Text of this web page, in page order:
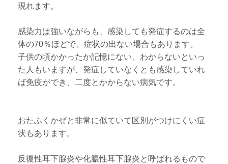
現れます。
感染力は強いながらも、感染しても発症するのは全
体の70％ほどで、症状の出ない場合もあります。
子供の頃かかったか記憶にない、わからないといっ
た人もいますが、発症していなくとも感染していれ
ば免疫ができ、二度とかからない病気です。
おたふくかぜと非常に似ていて区別がつけにくい症
状もあります。
反復性耳下腺炎や化膿性耳下腺炎と呼ばれるもので